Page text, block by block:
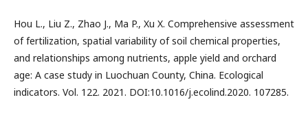
Hou L., Liu Z., Zhao J., Ma P., Xu X. Comprehensive assessment
of fertilization, spatial variability of soil chemical properties,
and relationships among nutrients, apple yield and orchard
age: A case study in Luochuan County, China. Ecological
indicators. Vol. 122. 2021. DOI:10.1016/j.ecolind.2020. 107285.